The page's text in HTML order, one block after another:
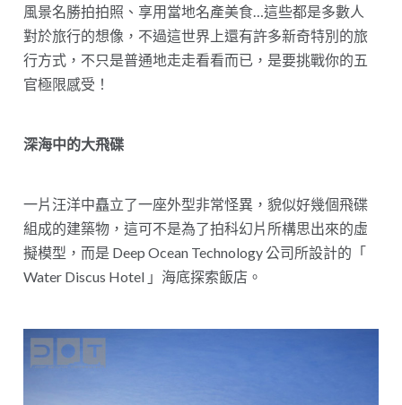
風景名勝拍拍照、享用當地名產美食…這些都是多數人
對於旅行的想像，不過這世界上還有許多新奇特別的旅
行方式，不只是普通地走走看看而已，是要挑戰你的五
官極限感受！
深海中的大飛碟
一片汪洋中矗立了一座外型非常怪異，貌似好幾個飛碟
組成的建築物，這可不是為了拍科幻片所構思出來的虛
擬模型，而是 Deep Ocean Technology 公司所設計的「
Water Discus Hotel 」海底探索飯店。